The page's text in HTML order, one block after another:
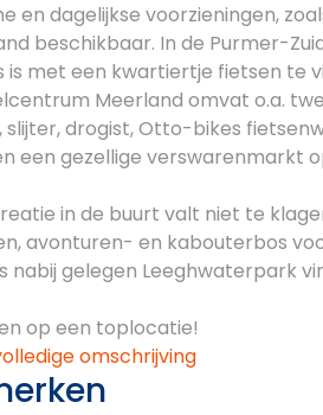
en dagelijkse voorzieningen,
beschikbaar. In de Purmer-
is met een kwartiertje fietsen te
Meerland omvat o.a.
slijter, drogist, Otto-bikes
een gezellige verswarenmarkt
in de buurt valt niet te
avonturen- en kabouterbos
nabij gelegen Leeghwaterpark
op een toplocatie!
omschrijving